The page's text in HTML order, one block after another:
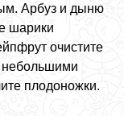
Арбуз и дыню
шарики
очистите
небольшими
плодоножки.